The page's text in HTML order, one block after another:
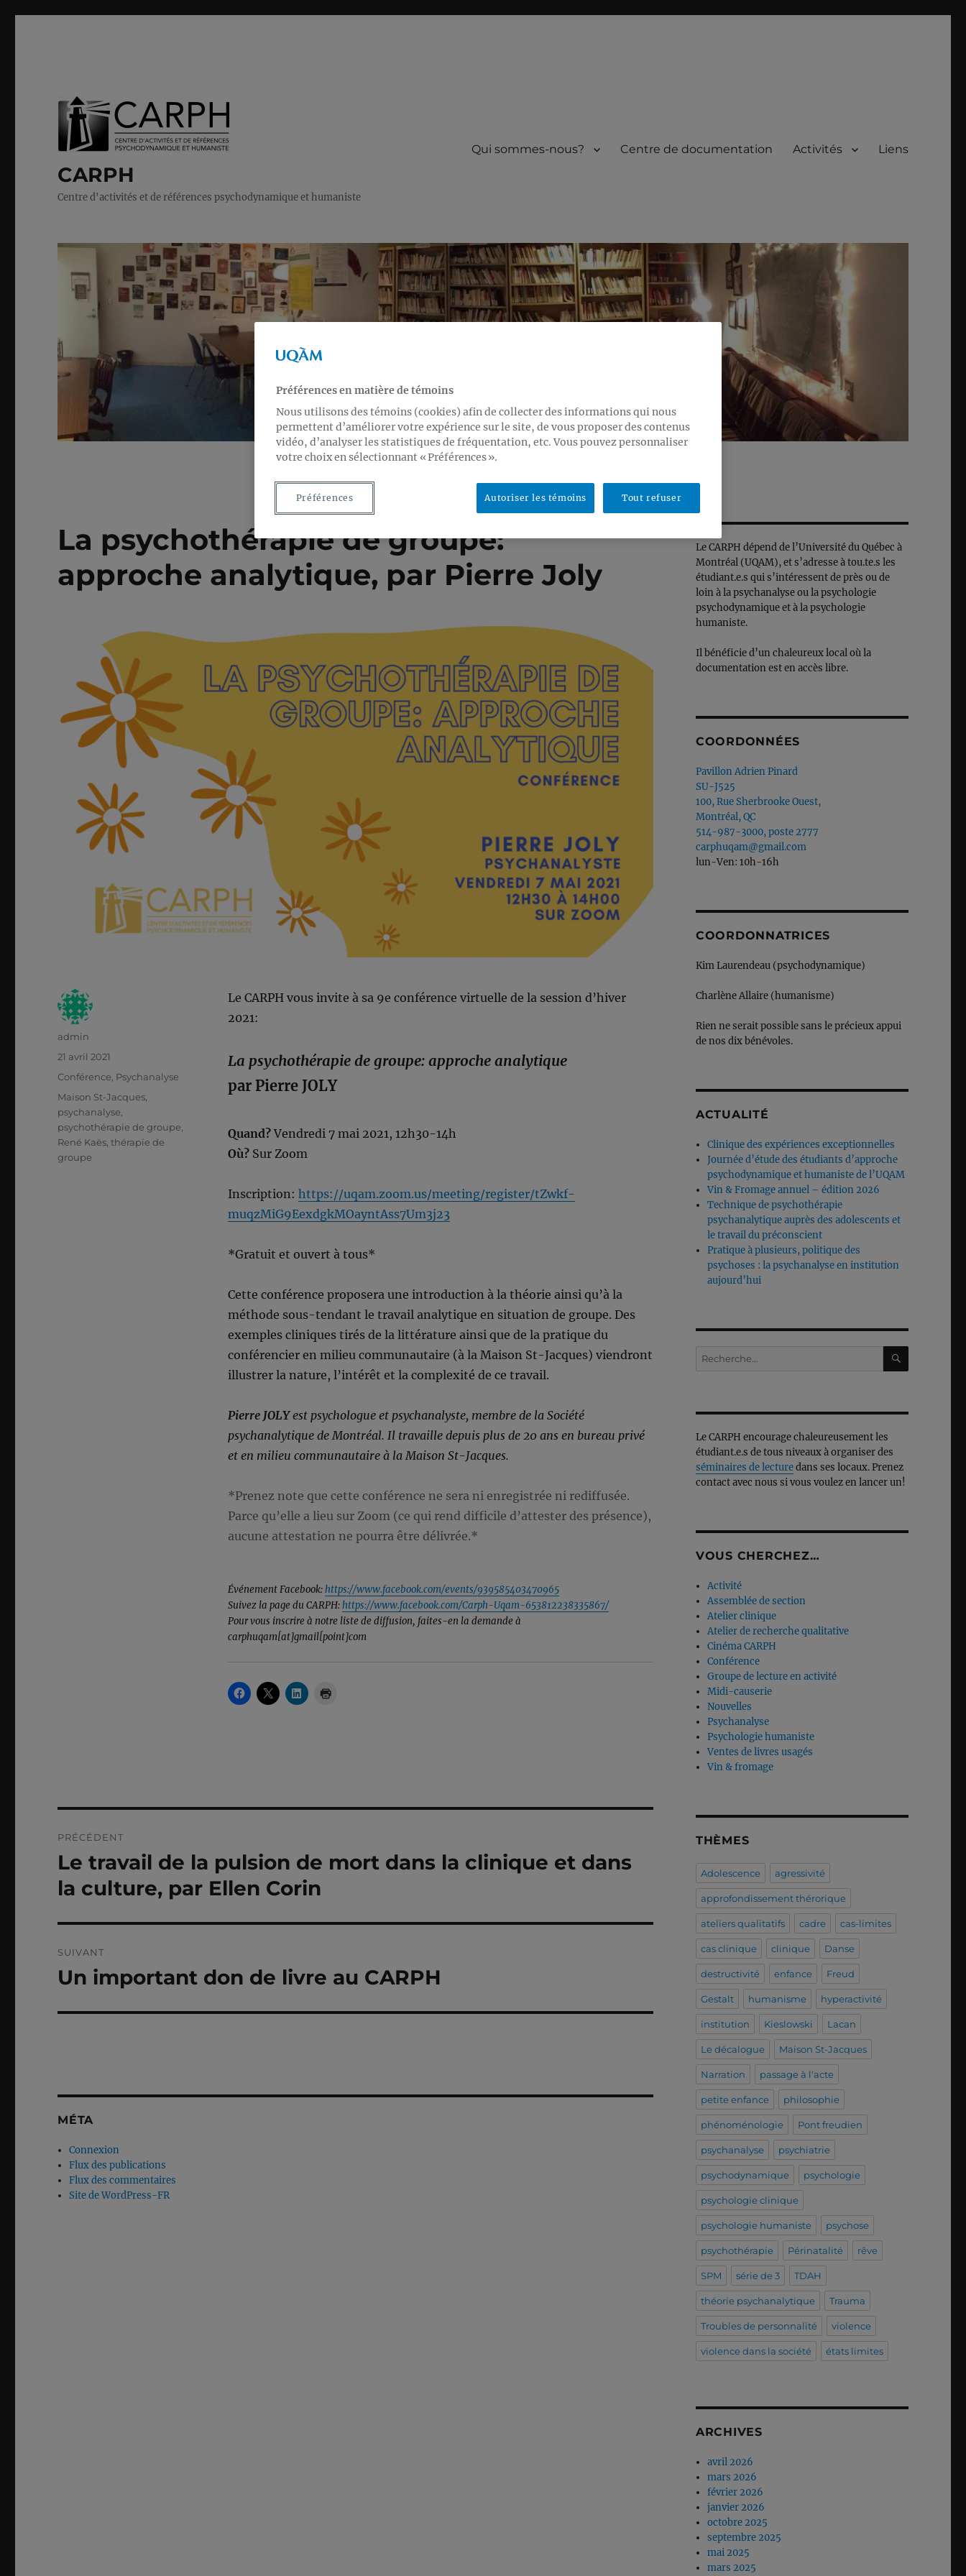
CARPH
Centre d'activités et de références psychodynamique et humaniste
Qui sommes-nous? Centre de documentation Activités Liens
La psychothérapie de groupe:
approche analytique, par Pierre Joly
Le CARPH vous invite à sa 9e conférence virtuelle de la session d’hiver
2021:
La psychothérapie de groupe: approche analytique
par Pierre JOLY
Quand?Vendredi 7 mai 2021, 12h30-14h
Où?Sur Zoom
Inscription: https://uqam.zoom.us/meeting/register/tZwkf-
muqzMiG9EexdgkMOayntAss7Um3j23
*Gratuit et ouvert à tous*
Cette conférence proposera une introduction à la théorie ainsi qu’à la
méthode sous-tendant le travail analytique en situation de groupe. Des
exemples cliniques tirés de la littérature ainsi que de la pratique du
conférencier en milieu communautaire (à la Maison St-Jacques) viendront
illustrer la nature, l’intérêt et la complexité de ce travail.
Pierre JOLYest psychologue et psychanalyste, membre de la Société
psychanalytique de Montréal. Il travaille depuis plus de 20 ans en bureau privé
et en milieu communautaire à la Maison St-Jacques.
*Prenez note que cette conférence ne sera ni enregistrée ni rediffusée.
Parce qu’elle a lieu sur Zoom (ce qui rend difficile d’attester des présence),
aucune attestation ne pourra être délivrée.*
Événement Facebook:https://www.facebook.com/events/939585403470965
Suivez la page du CARPH:https://www.facebook.com/Carph-Uqam-653812238335867/
Pour vous inscrire à notre liste de diffusion, faites-en la demande à
carphuqam[at]gmail[point]com
Auteur
admin
Publié
le
21 avril 2021
Catégories
Conférence, Psychanalyse
Étiquettes
Maison St-Jacques,
psychanalyse,
psychothérapie de groupe,
René Kaës,thérapie de
groupe
de
l’article
PRÉCÉDENT
Publication
précédente :
Le travail de la pulsion de mort dans la clinique et dans
la culture, par Ellen Corin
SUIVANT
Publication
Un important don de livre au CARPH
MÉTA
Connexion
Flux des publications
Flux des commentaires
Site de WordPress-FR
Le CARPH dépend de l’Université du Québec à
Montréal (UQAM), et s’adresse à tou.te.s les
étudiant.e.s qui s’intéressent de près ou de
loin à la psychanalyse ou la psychologie
psychodynamique et à la psychologie
humaniste.
Il bénéficie d’un chaleureux local où la
documentation est en accès libre.
COORDONNÉES
Pavillon Adrien Pinard
SU-J525
100, Rue Sherbrooke Ouest,
Montréal, QC
514-987-3000, poste 2777
carphuqam@gmail.com
lun-Ven: 10h-16h
COORDONNATRICES
Kim Laurendeau (psychodynamique)
Charlène Allaire (humanisme)
Rien ne serait possible sans le précieux appui
de nos dix bénévoles.
ACTUALITÉ
Clinique des expériences exceptionnelles
Journée d’étude des étudiants d’approche
psychodynamique et humaniste de l’UQAM
Vin & Fromage annuel – édition 2026
Technique de psychothérapie
psychanalytique auprès des adolescents et
le travail du préconscient
Pratique à plusieurs, politique des
psychoses : la psychanalyse en institution
aujourd’hui
Recherche
Le CARPH encourage chaleureusement les
étudiant.e.s de tous niveaux à organiser des
séminaires de lecturedans ses locaux. Prenez
contact avec nous si vous voulez en lancer un!
VOUS CHERCHEZ…
Activité
Assemblée de section
Atelier clinique
Atelier de recherche qualitative
Cinéma CARPH
Conférence
Groupe de lecture en activité
Midi-causerie
Nouvelles
Psychanalyse
Psychologie humaniste
Ventes de livres usagés
Vin & fromage
THÈMES
Adolescence agressivité
approfondissement thérorique
ateliers qualitatifs cadre cas-limites
cas clinique clinique Danse
destructivité enfance Freud
Gestalt humanisme hyperactivité
institution Kieslowski Lacan
Le décalogue Maison St-Jacques
Narration passage à l'acte
petite enfance philosophie
phénoménologie Pont freudien
psychanalyse psychiatrie
psychodynamique psychologie
psychologie clinique
psychologie humaniste psychose
psychothérapie Périnatalité rêve
SPM série de 3 TDAH
théorie psychanalytique Trauma
Troubles de personnalité violence
violence dans la société états limites
ARCHIVES
avril 2026
mars 2026
février 2026
janvier 2026
octobre 2025
septembre 2025
mai 2025
mars 2025
Préférences en matière de témoins
Nous utilisons des témoins (cookies) afin de collecter des informations qui nous
permettent d’améliorer votre expérience sur le site, de vous proposer des contenus
vidéo, d’analyser les statistiques de fréquentation, etc. Vous pouvez personnaliser
votre choix en sélectionnant « Préférences ».
Tout refuser
Autoriser les témoins
Préférences